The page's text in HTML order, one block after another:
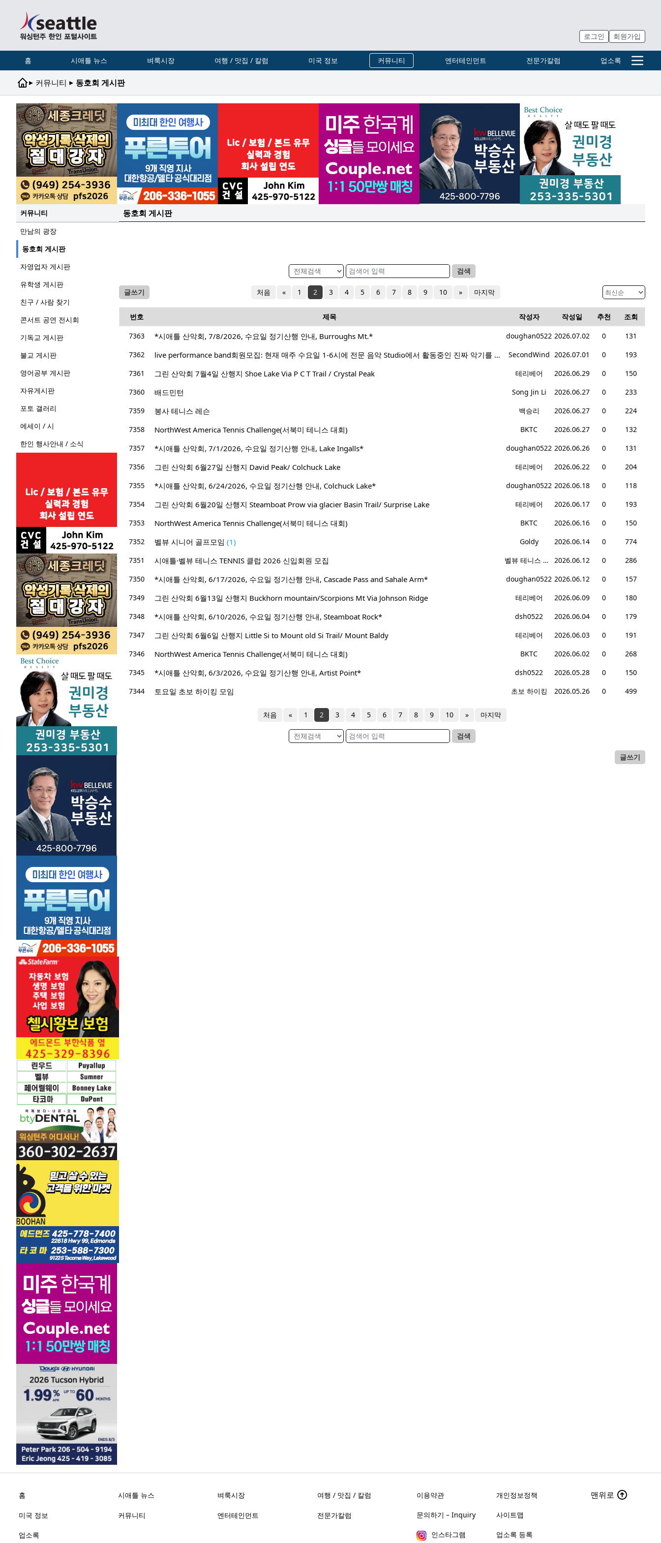
로그인 회원가입
홈 시애틀 뉴스 벼룩시장 여행 / 맛집 / 칼럼 미국 정보 커뮤니티 엔터테인먼트 전문가칼럼 업소록
▸ 커뮤니티 ▸ 동호회 게시판
커뮤니티
만남의 광장
동호회 게시판
자영업자 게시판
유학생 게시판
친구 / 사람 찾기
콘서트 공연 전시회
기독교 게시판
불교 게시판
영어공부 게시판
자유게시판
포토 갤러리
에세이 / 시
한인 행사안내 / 소식
동호회 게시판
검색
글쓰기 처음 « 1 2 3 4 5 6 7 8 9 10 » 마지막
번호 제목 작성자 작성일 추천 조회
7363 *시애틀 산악회, 7/8/2026, 수요일 정기산행 안내, Burroughs Mt.* doughan0522 2026.07.02 0
131
7362
live performance band회원모집: 현재 매주 수요일 1-6시에 전문 음악 Studio에서 활동중인 진짜 악기를 다루는 밴드입니다. SecondWind 2026.07.01 0
193
7361
그린 산악회 7월4일 산행지 Shoe Lake Via P C T Trail / Crystal Peak 테리베어 2026.06.29 0
150
7360
배드민턴 Song Jin Li 2026.06.27 0
233
7359
봉사 테니스 레슨 백승리 2026.06.27 0
224
7358
NorthWest America Tennis Challenge(서북미 테니스 대회) BKTC 2026.06.27 0
132
7357
*시애틀 산악회, 7/1/2026, 수요일 정기산행 안내, Lake Ingalls* doughan0522 2026.06.26 0
131
7356
그린 산악회 6월27일 산행지 David Peak/ Colchuck Lake 테리베어 2026.06.22 0
204
7355
*시애틀 산악회, 6/24/2026, 수요일 정기산행 안내, Colchuck Lake* doughan0522 2026.06.18 0
118
7354
그린 산악회 6월20일 산행지 Steamboat Prow via glacier Basin Trail/ Surprise Lake 테리베어 2026.06.17 0
193
7353
NorthWest America Tennis Challenge(서북미 테니스 대회) BKTC 2026.06.16 0
150
7352
벨뷰 시니어 골프모임 (1) Goldy 2026.06.14 0
774
7351
시애틀·벨뷰 테니스 TENNIS 클럽 2026 신입회원 모집 벨뷰 테니스 동호회 2026.06.12 0
286
7350
*시애틀 산악회, 6/17/2026, 수요일 정기산행 안내, Cascade Pass and Sahale Arm* doughan0522 2026.06.12 0
157
7349
그린 산악회 6월13일 산행지 Buckhorn mountain/Scorpions Mt Via Johnson Ridge 테리베어 2026.06.09 0
180
7348
*시애틀 산악회, 6/10/2026, 수요일 정기산행 안내, Steamboat Rock* dsh0522 2026.06.04 0
179
7347
그린 산악회 6월6일 산행지 Little Si to Mount old Si Trail/ Mount Baldy 테리베어 2026.06.03 0
191
7346
NorthWest America Tennis Challenge(서북미 테니스 대회) BKTC 2026.06.02 0
268
7345
*시애틀 산악회, 6/3/2026, 수요일 정기산행 안내, Artist Point* dsh0522 2026.05.28 0
150
7344
토요일 초보 하이킹 모임 초보 하이킹 2026.05.26 0 499
처음 « 1 2 3 4 5 6 7 8 9 10 » 마지막
검색
글쓰기
홈 시애틀 뉴스 벼룩시장 여행 / 맛집 / 칼럼
미국 정보 커뮤니티 엔터테인먼트 전문가칼럼
업소록
이용약관 개인정보정책
문의하기 – Inquiry 사이트맵
인스타그램 업소록 등록
맨위로